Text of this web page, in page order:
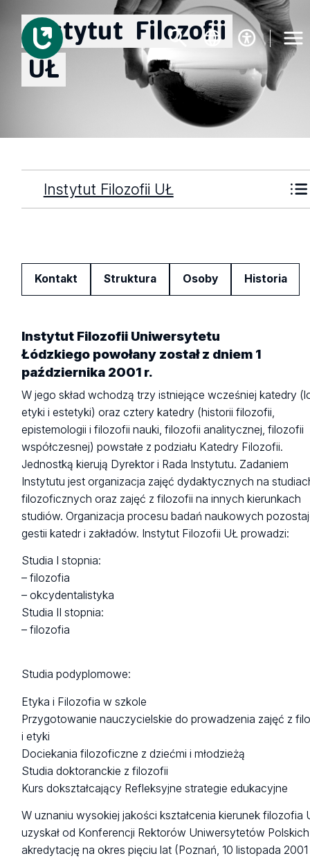
Instytut Filozofii
UŁ
Instytut Filozofii UŁ
Kontakt Struktura Osoby Historia
Instytut Filozofii Uniwersytetu
Łódzkiego powołany został z dniem 1
października 2001 r.
W jego skład wchodzą trzy istniejące wcześniej katedry
etyki i estetyki) oraz cztery katedry (historii filozofii,
epistemologii i filozofii nauki, filozofii analitycznej, filozofii
współczesnej) powstałe z podziału Katedry Filozofii.
Jednostką kierują Dyrektor i Rada Instytutu. Zadaniem
Instytutu jest organizacja zajęć dydaktycznych na
filozoficznych oraz zajęć z filozofii na innych kierunkach
studiów. Organizacja procesu badań naukowych
gestii katedr i zakładów. Instytut Filozofii UŁ prowadzi:
Studia I stopnia:
– filozofia
– okcydentalistyka
Studia II stopnia:
– filozofia
Studia podyplomowe:
Etyka i Filozofia w szkole
Przygotowanie nauczycielskie do prowadzenia zajęć z
i etyki
Dociekania filozoficzne z dziećmi i młodzieżą
Studia doktoranckie z filozofii
Kurs dokształcający Refleksyjne strategie edukacyjne
W uznaniu wysokiej jakości kształcenia kierunek filozofia
uzyskał od Konferencji Rektorów Uniwersytetów Polskich
akredytację na okres pięciu lat (Poznań, 10 listopada 2001